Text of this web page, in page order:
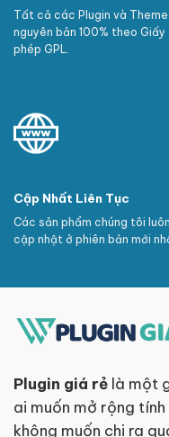
Tất cả các Plugin và Theme
nguyên bản 100% theo Giấy
phép GPL.
Cập Nhất Liên Tục
Các sản phẩm chúng tôi luôn
cập nhật ở phiên bản mới
Plugin giá rẻ là một
ai muốn mở rộng
không muốn chi ra